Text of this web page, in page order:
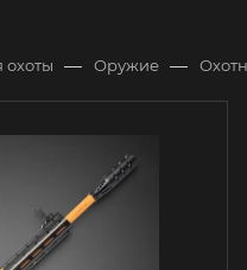
охоты — Оружие —